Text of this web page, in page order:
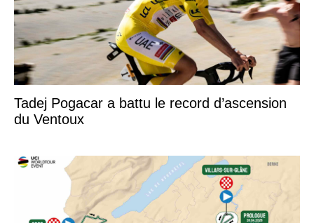
Tadej Pogacar a battu le record d’ascension
du Ventoux